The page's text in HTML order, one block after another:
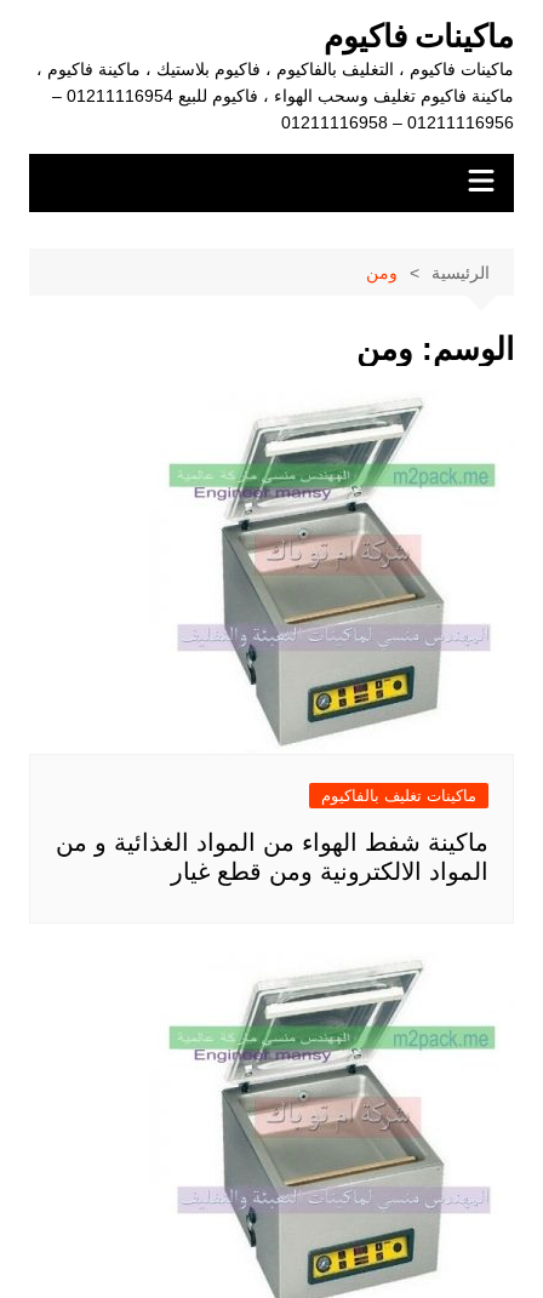
المحتوى
ماكينات فاكيوم
ماكينات فاكيوم ، التغليف بالفاكيوم ، فاكيوم بلاستيك ، ماكينة فاكيوم ،
ماكينة فاكيوم تغليف وسحب الهواء ، فاكيوم للبيع 01211116954 –
01211116956 – 01211116958
الرئيسية ومن
الوسم: ومن
ماكينات تغليف بالفاكيوم
ماكينة شفط الهواء من المواد الغذائية و من
المواد الالكترونية ومن قطع غيار